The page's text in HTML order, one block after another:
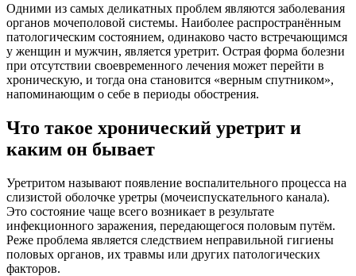
Одними из самых деликатных проблем являются заболевания
органов мочеполовой системы. Наиболее распространённым
патологическим состоянием, одинаково часто встречающимся
у женщин и мужчин, является уретрит. Острая форма болезни
при отсутствии своевременного лечения может перейти в
хроническую, и тогда она становится «верным спутником»,
напоминающим о себе в периоды обострения.
Что такое хронический уретрит и
каким он бывает
Уретритом называют появление воспалительного процесса на
слизистой оболочке уретры (мочеиспускательного канала).
Это состояние чаще всего возникает в результате
инфекционного заражения, передающегося половым путём.
Реже проблема является следствием неправильной гигиены
половых органов, их травмы или других патологических
факторов.